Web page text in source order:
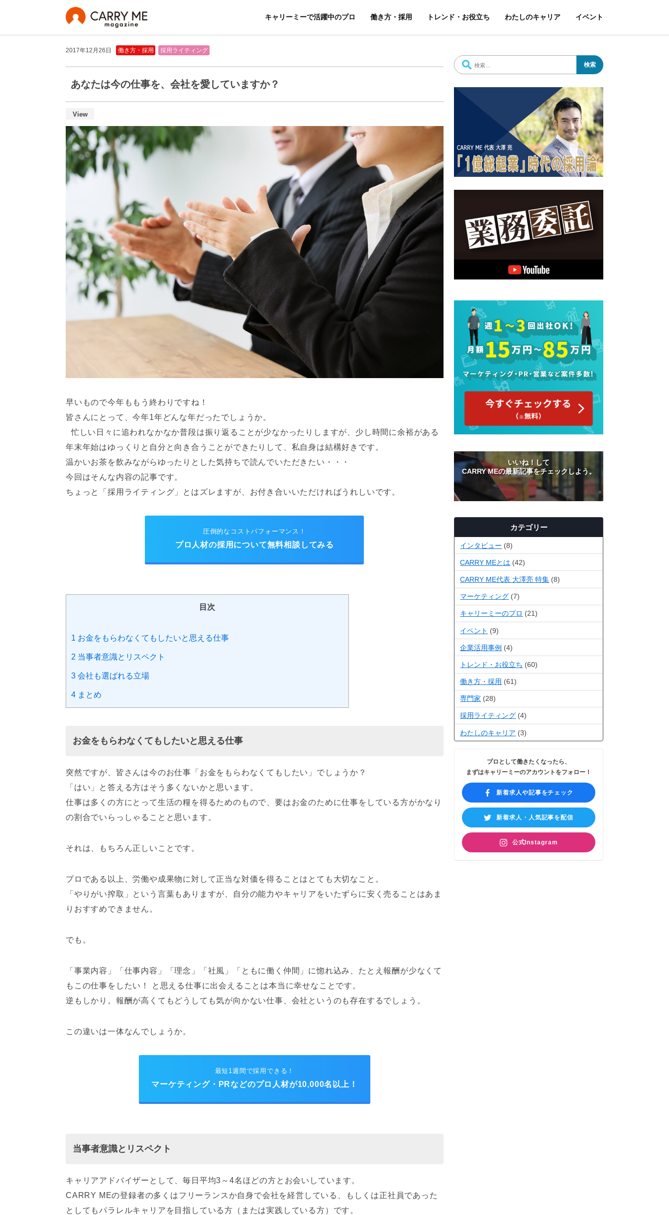
キャリーミーで活躍中のプロ 働き方・採用 トレンド・お役立ち わたしのキャリア イベント
2017年12月26日 働き方・採用 採用ライティング
あなたは今の仕事を、会社を愛していますか？
View
早いもので今年ももう終わりですね！
皆さんにとって、今年1年どんな年だったでしょうか。
忙しい日々に追われなかなか普段は振り返ることが少なかったりしますが、少し時間に余裕がある
年末年始はゆっくりと自分と向き合うことができたりして、私自身は結構好きです。
温かいお茶を飲みながらゆったりとした気持ちで読んでいただきたい・・・
今回はそんな内容の記事です。
ちょっと「採用ライティング」とはズレますが、お付き合いいただければうれしいです。
圧倒的なコストパフォーマンス！
プロ人材の採用について無料相談してみる
目次
1 お金をもらわなくてもしたいと思える仕事
2 当事者意識とリスペクト
3 会社も選ばれる立場
4 まとめ
お金をもらわなくてもしたいと思える仕事
突然ですが、皆さんは今のお仕事「お金をもらわなくてもしたい」でしょうか？
「はい」と答える方はそう多くないかと思います。
仕事は多くの方にとって生活の糧を得るためのもので、要はお金のために仕事をしている方がかなり
の割合でいらっしゃることと思います。
それは、もちろん正しいことです。
プロである以上、労働や成果物に対して正当な対価を得ることはとても大切なこと。
「やりがい搾取」という言葉もありますが、自分の能力やキャリアをいたずらに安く売ることはあま
りおすすめできません。
でも。
「事業内容」「仕事内容」「理念」「社風」「ともに働く仲間」に惚れ込み、たとえ報酬が少なくて
もこの仕事をしたい！ と思える仕事に出会えることは本当に幸せなことです。
逆もしかり。報酬が高くてもどうしても気が向かない仕事、会社というのも存在するでしょう。
この違いは一体なんでしょうか。
最短1週間で採用できる！
マーケティング・PRなどのプロ人材が10,000名以上！
当事者意識とリスペクト
キャリアアドバイザーとして、毎日平均3～4名ほどの方とお会いしています。
CARRY MEの登録者の多くはフリーランスか自身で会社を経営している、もしくは正社員であった
としてもパラレルキャリアを目指している方（または実践している方）です。
検
索:
いいね！して
CARRY MEの最新記事をチェックしよう。
カテゴリー
インタビュー (8)
CARRY MEとは (42)
CARRY ME代表 大澤亮 特集 (8)
マーケティング (7)
キャリーミーのプロ (21)
イベント (9)
企業活用事例 (4)
トレンド・お役立ち (60)
働き方・採用 (61)
専門家 (28)
採用ライティング (4)
わたしのキャリア (3)
プロとして働きたくなったら、
まずはキャリーミーのアカウントをフォロー！
新着求人や記事をチェック
新着求人・人気記事を配信
公式Instagram